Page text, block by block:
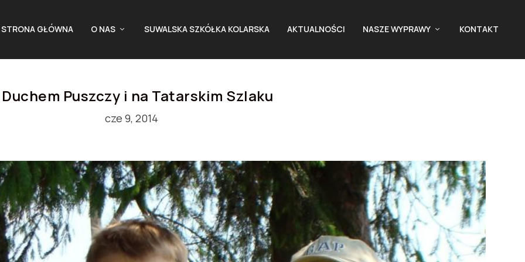
STRONA GŁÓWNA O NAS SUWALSKA SZKÓŁKA KOLARSKA AKTUALNOŚCI NASZE WYPRAWY KONTAKT
Puszczy i na Tatarskim Szlaku
cze 9, 2014